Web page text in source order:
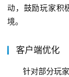
动，鼓励玩家积
境。
客户端优化
针对部分玩